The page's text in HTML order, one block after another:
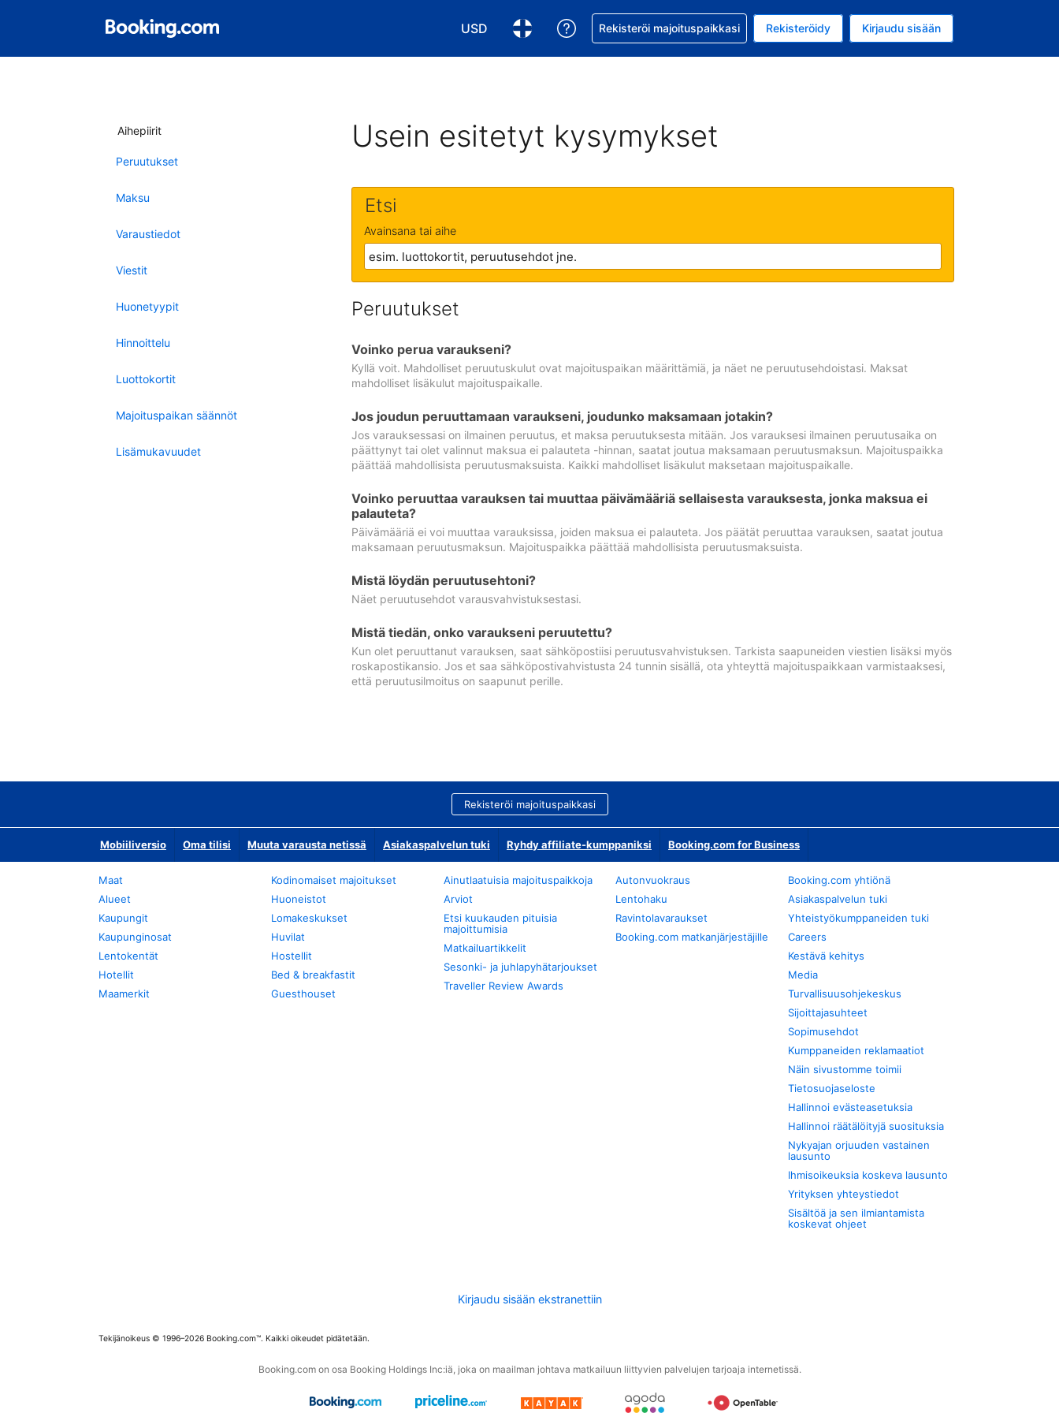
USD
Valitse valuutta. Tämänhetkinen valuutta on Yhdysvaltain dollari
Valitse kieli. Tämänhetkinen kieli on Suomi
Pyydä apua varauksesi kanssa
Rekisteröi majoituspaikkasi Rekisteröidy Kirjaudu sisään
Aihepiirit
Peruutukset
Maksu
Varaustiedot
Viestit
Huonetyypit
Hinnoittelu
Luottokortit
Majoituspaikan säännöt
Lisämukavuudet
Usein esitetyt kysymykset
Etsi
Avainsana tai aihe
Peruutukset
Voinko perua varaukseni?
Kyllä voit. Mahdolliset peruutuskulut ovat majoituspaikan määrittämiä, ja näet ne peruutusehdoistasi. Maksat
mahdolliset lisäkulut majoituspaikalle.
Jos joudun peruuttamaan varaukseni, joudunko maksamaan jotakin?
Jos varauksessasi on ilmainen peruutus, et maksa peruutuksesta mitään. Jos varauksesi ilmainen peruutusaika on
päättynyt tai olet valinnut maksua ei palauteta -hinnan, saatat joutua maksamaan peruutusmaksun. Majoituspaikka
päättää mahdollisista peruutusmaksuista. Kaikki mahdolliset lisäkulut maksetaan majoituspaikalle.
Voinko peruuttaa varauksen tai muuttaa päivämääriä sellaisesta varauksesta, jonka maksua ei
palauteta?
Päivämääriä ei voi muuttaa varauksissa, joiden maksua ei palauteta. Jos päätät peruuttaa varauksen, saatat joutua
maksamaan peruutusmaksun. Majoituspaikka päättää mahdollisista peruutusmaksuista.
Mistä löydän peruutusehtoni?
Näet peruutusehdot varausvahvistuksestasi.
Mistä tiedän, onko varaukseni peruutettu?
Kun olet peruuttanut varauksen, saat sähköpostiisi peruutusvahvistuksen. Tarkista saapuneiden viestien lisäksi myös
roskapostikansio. Jos et saa sähköpostivahvistusta 24 tunnin sisällä, ota yhteyttä majoituspaikkaan varmistaaksesi,
että peruutusilmoitus on saapunut perille.
Rekisteröi majoituspaikkasi
Mobiiliversio Oma tilisi Muuta varausta netissä Asiakaspalvelun tuki Ryhdy affiliate-kumppaniksi Booking.com for Business
Maat
Alueet
Kaupungit
Kaupunginosat
Lentokentät
Hotellit
Maamerkit
Kodinomaiset majoitukset
Huoneistot
Lomakeskukset
Huvilat
Hostellit
Bed & breakfastit
Guesthouset
Ainutlaatuisia majoituspaikkoja
Arviot
Etsi kuukauden pituisia
majoittumisia
Matkailuartikkelit
Sesonki- ja juhlapyhätarjoukset
Traveller Review Awards
Autonvuokraus
Lentohaku
Ravintolavaraukset
Booking.com matkanjärjestäjille
Booking.com yhtiönä
Asiakaspalvelun tuki
Yhteistyökumppaneiden tuki
Careers
Kestävä kehitys
Media
Turvallisuusohjekeskus
Sijoittajasuhteet
Sopimusehdot
Kumppaneiden reklamaatiot
Näin sivustomme toimii
Tietosuojaseloste
Hallinnoi evästeasetuksia
Hallinnoi räätälöityjä suosituksia
Nykyajan orjuuden vastainen
lausunto
Ihmisoikeuksia koskeva lausunto
Yrityksen yhteystiedot
Sisältöä ja sen ilmiantamista
koskevat ohjeet
Kirjaudu sisään ekstranettiin
Tekijänoikeus © 1996–2026 Booking.com™. Kaikki oikeudet pidätetään.
Booking.com on osa Booking Holdings Inc:iä, joka on maailman johtava matkailuun liittyvien palvelujen tarjoaja internetissä.